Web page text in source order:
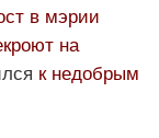
в мэрии
на
к недобрым